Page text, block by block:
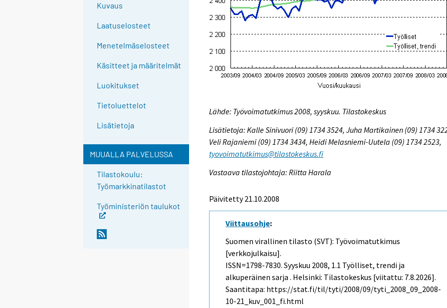
Kuvaus
Laatuselosteet
Menetelmäselosteet
Käsitteet ja määritelmät
Luokitukset
Tietoluettelot
Lisätietoja
MUUALLA PALVELUSSA
Tilastokoulu:
Työmarkkinatilastot
Työministeriön taulukot
Lähde: Työvoimatutkimus 2008, syyskuu. Tilastokeskus
Lisätietoja: Kalle Sinivuori (09) 1734 3524, Juha Martikainen (09) 1734
Veli Rajaniemi (09) 1734 3434, Heidi Melasniemi-Uutela (09) 1734 2523,
tyovoimatutkimus@tilastokeskus.fi
Vastaava tilastojohtaja: Riitta Harala
Päivitetty 21.10.2008
Viittausohje:
Suomen virallinen tilasto (SVT): Työvoimatutkimus
[verkkojulkaisu].
ISSN=1798-7830.Syyskuu 2008, 1.1 Työlliset, trendi ja
alkuperäinen sarja . Helsinki: Tilastokeskus [viitattu: 7.8.2026].
Saantitapa: https://stat.fi/til/tyti/2008/09/tyti_2008_09_2008-
10-21_kuv_001_fi.html